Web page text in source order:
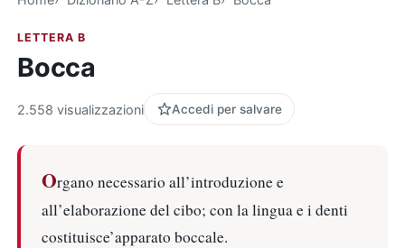
LETTERA B
Bocca
2.558 visualizzazioni Accedi per salvare
Organo necessario all’introduzione e
all’elaborazione del cibo; con la lingua e i denti
costituisce’apparato boccale.